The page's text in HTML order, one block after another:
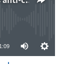
1:09